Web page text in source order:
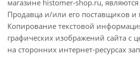
магазине histomer-shop.ru,
Продавца и/или его поставщиков и
Копирование текстовой
графических изображений сайта с
на сторонних интернет-ресурсах